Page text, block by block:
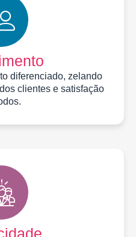
diferenciado, zelando
clientes e satisfação